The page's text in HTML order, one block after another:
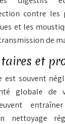
contre les
et les
de
et
est souvent
globale de
nettoyage